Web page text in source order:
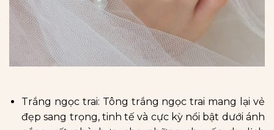
Trắng ngọc trai: Tông trắng ngọc trai mang lại vẻ
đẹp sang trọng, tinh tế và cực kỳ nổi bật dưới ánh